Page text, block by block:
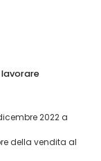
lavorare
2022 a
della vendita al